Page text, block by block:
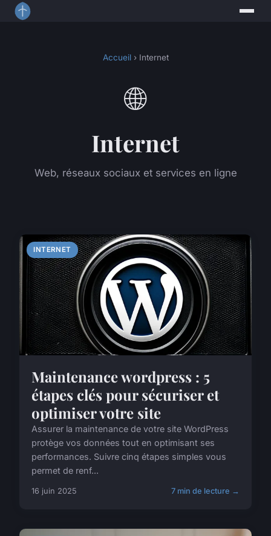
Accueil› Internet
🌐
Internet
Web, réseaux sociaux et services en ligne
INTERNET
Maintenance wordpress : 5
étapes clés pour sécuriser et
optimiser votre site
Assurer la maintenance de votre site WordPress
protège vos données tout en optimisant ses
performances. Suivre cinq étapes simples vous
permet de renf...
16 juin 2025 7 min de lecture →